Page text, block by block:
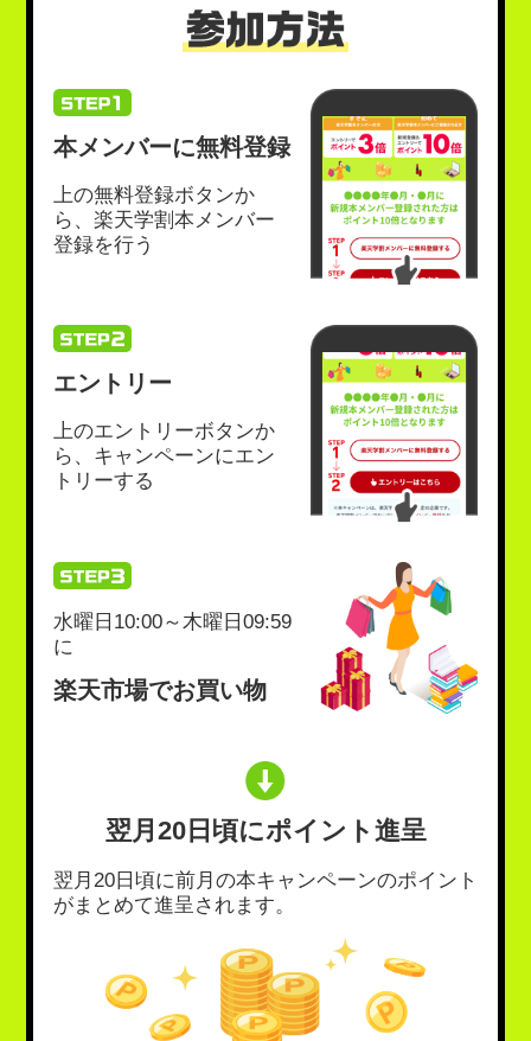
本メンバーに無料登録
上の無料登録ボタンか
ら、楽天学割本メンバー
登録を行う
エントリー
上のエントリーボタンか
ら、キャンペーンにエン
トリーする
水曜日10:00～木曜日09:59
に
楽天市場でお買い物
翌月20日頃にポイント進呈
翌月20日頃に前月の本キャンペーンのポイント
がまとめて進呈されます。